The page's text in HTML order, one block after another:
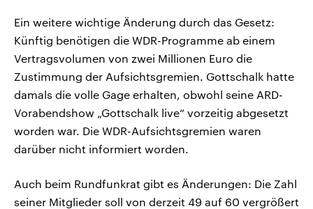
Ein weitere wichtige Änderung durch das Gesetz:
Künftig benötigen die WDR-Programme ab einem
Vertragsvolumen von zwei Millionen Euro die
Zustimmung der Aufsichtsgremien. Gottschalk hatte
damals die volle Gage erhalten, obwohl seine ARD-
Vorabendshow „Gottschalk live“ vorzeitig abgesetzt
worden war. Die WDR-Aufsichtsgremien waren
darüber nicht informiert worden.
Auch beim Rundfunkrat gibt es Änderungen: Die Zahl
seiner Mitglieder soll von derzeit 49 auf 60 vergrößert